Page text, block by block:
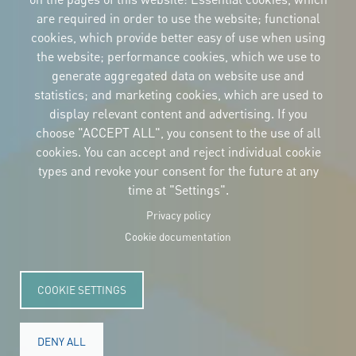
CORPORATIVE IDENTITY
Download
the logos
and the manual
NEWSLETTER
CONTACT
Carrer Avinyó, 15
08002 Barcelona
culture@uclg.org
are required in order to use the website; functional
cookies, which provide better easy of use when using
the website; performance cookies, which we use to
generate aggregated data on website use and
statistics; and marketing cookies, which are used to
display relevant content and advertising. If you
choose "ACCEPT ALL", you consent to the use of all
cookies. You can accept and reject individual cookie
types and revoke your consent for the future at any
time at "Settings".
Privacy policy
Cookie documentation
COOKIE SETTINGS
DENY ALL